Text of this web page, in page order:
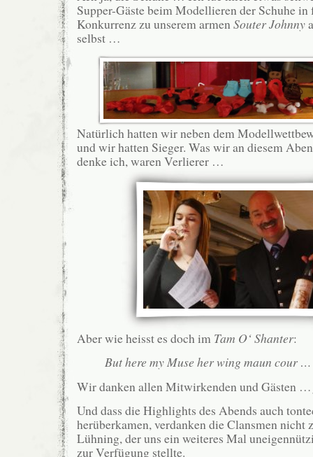
Supper-Gäste beim Modellieren der Schuhe
Konkurrenz zu unserem armen Souter Johnny
selbst …
Natürlich hatten wir neben dem
und wir hatten Sieger. Was wir an diesem
denke ich, waren Verlierer …
Aber wie heisst es doch im Tam O‘ Shanter:
But here my Muse her wing maun cour …
Wir danken allen Mitwirkenden und Gästen
Und dass die Highlights des Abends auch
herüberkamen, verdanken die Clansmen nicht
Lühning, der uns ein weiteres Mal
zur Verfügung stellte.